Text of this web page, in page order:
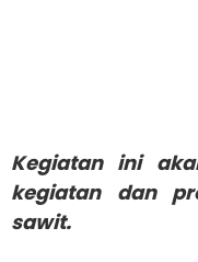
Kegiatan ini
kegiatan dan
sawit.